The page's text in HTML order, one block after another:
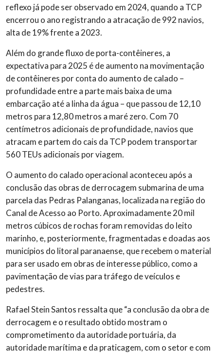
reflexo já pode ser observado em 2024, quando a TCP
encerrou o ano registrando a atracação de 992 navios,
alta de 19% frente a 2023.
Além do grande fluxo de porta-contêineres, a
expectativa para 2025 é de aumento na movimentação
de contêineres por conta do aumento de calado –
profundidade entre a parte mais baixa de uma
embarcação até a linha da água – que passou de 12,10
metros para 12,80 metros a maré zero. Com 70
centímetros adicionais de profundidade, navios que
atracam e partem do cais da TCP podem transportar
560 TEUs adicionais por viagem.
O aumento do calado operacional aconteceu após a
conclusão das obras de derrocagem submarina de uma
parcela das Pedras Palanganas, localizada na região do
Canal de Acesso ao Porto. Aproximadamente 20 mil
metros cúbicos de rochas foram removidas do leito
marinho, e, posteriormente, fragmentadas e doadas aos
municípios do litoral paranaense, que recebem o material
para ser usado em obras de interesse público, como a
pavimentação de vias para tráfego de veículos e
pedestres.
Rafael Stein Santos ressalta que “a conclusão da obra de
derrocagem e o resultado obtido mostram o
comprometimento da autoridade portuária, da
autoridade marítima e da praticagem, com o setor e com